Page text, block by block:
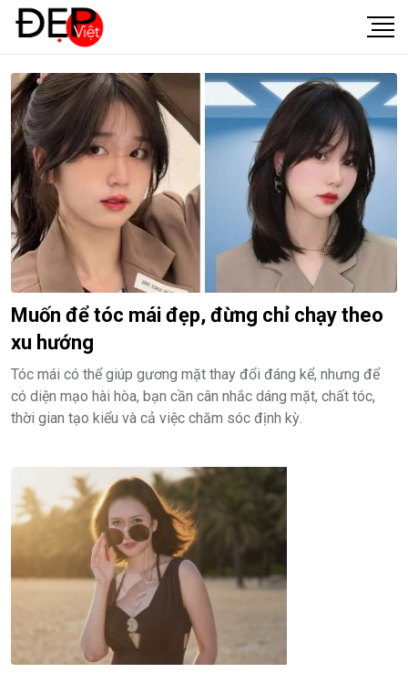
Muốn để tóc mái đẹp, đừng chỉ chạy theo
xu hướng
Tóc mái có thể giúp gương mặt thay đổi đáng kể, nhưng để
có diện mạo hài hòa, bạn cần cân nhắc dáng mặt, chất tóc,
thời gian tạo kiểu và cả việc chăm sóc định kỳ.